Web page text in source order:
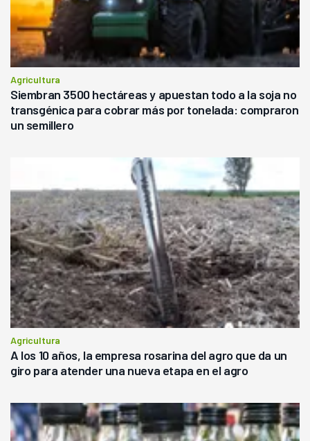
Agricultura
Siembran 3500 hectáreas y apuestan todo a la soja no
transgénica para cobrar más por tonelada: compraron
un semillero
Agricultura
A los 10 años, la empresa rosarina del agro que da un
giro para atender una nueva etapa en el agro